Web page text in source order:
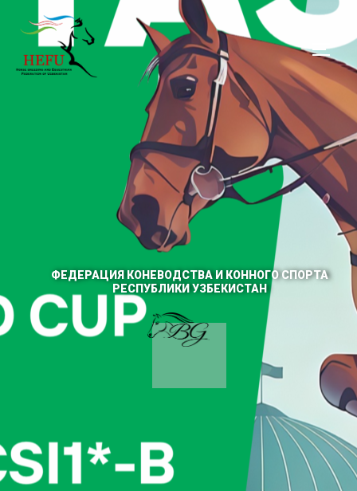
ФЕДЕРАЦИЯ КОНЕВОДСТВА И КОННОГО СПОРТА
РЕСПУБЛИКИ УЗБЕКИСТАН